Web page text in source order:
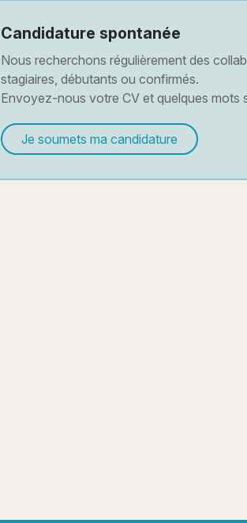
Candidature spontanée
Nous recherchons régulièrement des
stagiaires, débutants ou confirmés.
Envoyez-nous votre CV et quelques mots
Je soumets ma candidature